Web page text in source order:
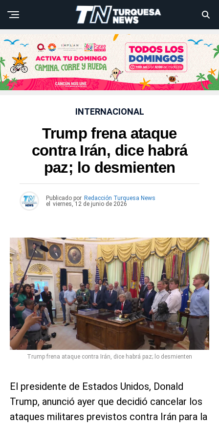
INTERNACIONAL
Trump frena ataque
contra Irán, dice habrá
paz; lo desmienten
Publicado por Redacción Turquesa News
el viernes, 12 de junio de 2026
Trump frena ataque contra Irán, dice habrá paz; lo desmienten
El presidente de Estados Unidos, Donald
Trump, anunció ayer que decidió cancelar los
ataques militares previstos contra Irán para la